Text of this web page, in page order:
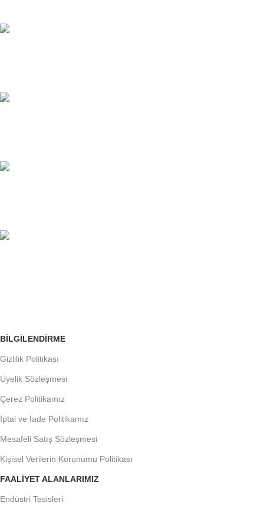
BILGILENDIRME
Gizlilik Politikası
Üyelik Sözleşmesi
Çerez Politikamız
İptal ve İade Politikamız
Mesafeli Satış Sözleşmesi
Kişisel Verilerin Korunumu Politikası
FAALIYET ALANLARIMIZ
Endüstri Tesisleri